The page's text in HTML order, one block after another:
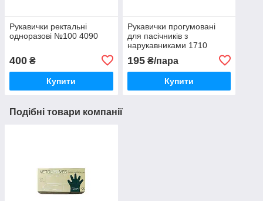
Рукавички ректальні
одноразові №100 4090
400 ₴
Купити
Рукавички прогумовані
для пасічників з
нарукавниками 1710
195₴/пара
Купити
Подібні товари компанії